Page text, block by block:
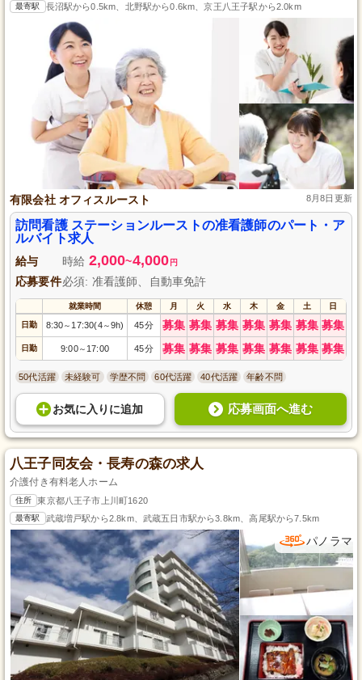
最寄駅 長沼駅から0.5km、北野駅から0.6km、京王八王子駅から2.0km
有限会社 オフィスルースト 8月8日更新
訪問看護 ステーションルーストの准看護師のパート・ア
ルバイト求人
給与 時給 2,000~4,000 円
応募要件必須: 准看護師、自動車免許
就業時間 休憩 月 火 水 木 金 土 日
日勤 8:30～ 17:30(4～9h) 45分 募集 募集 募集 募集 募集 募集 募集
日勤 9:00～ 17:00 45分 募集 募集 募集 募集 募集 募集 募集
50代活躍 未経験可 学歴不問 60代活躍 40代活躍 年齢不問
お気に入り に追加 応募画面へ進む
八王子同友会・長寿の森の求人
介護付き有料老人ホーム
住所 東京都八王子市上川町1620
最寄駅 武蔵増戸駅から2.8km、武蔵五日市駅から3.8km、高尾駅から7.5km
パノラマ